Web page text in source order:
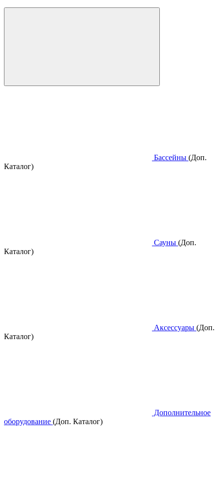
Бассейны (Доп.
Каталог)
Сауны (Доп.
Каталог)
Аксессуары (Доп.
Каталог)
Дополнительное
оборудование (Доп. Каталог)